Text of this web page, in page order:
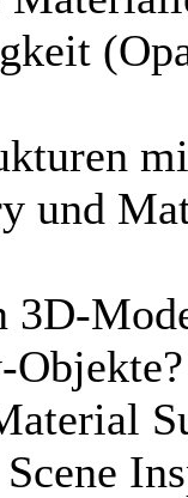
und
3D-
Objekte?